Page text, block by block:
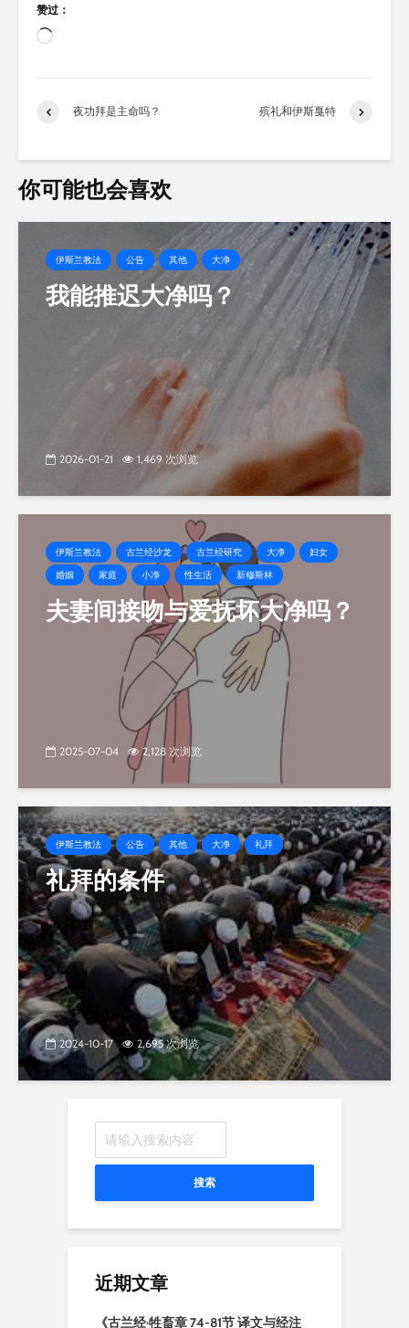
赞过：
正
载…夜功拜是主命吗？ 殡礼和伊斯戛特
你可能也会喜欢
伊斯兰教法 公告 其他 大净
我能推迟大净吗？
2026-01-21 1,469 次浏览
伊斯兰教法 古兰经沙龙 古兰经研究 大净
妇女
婚姻
家庭 小净 性生活 新穆斯林
夫妻间接吻与爱抚坏大净吗？
2025-07-04 2,128 次浏览
伊斯兰教法 公告 其他 大净 礼拜
礼拜的条件
2024-10-17 2,695 次浏览
搜索
近期文章
《古兰经·牲畜章 74-81节 译文与经注